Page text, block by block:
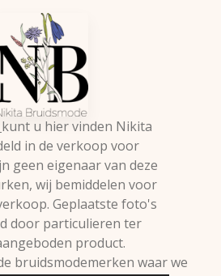
kunt u hier vinden Nikita
in de verkoop voor
geen eigenaar van deze
wij bemiddelen voor
Geplaatste foto's
door particulieren ter
product.
bruidsmodemerken waar we